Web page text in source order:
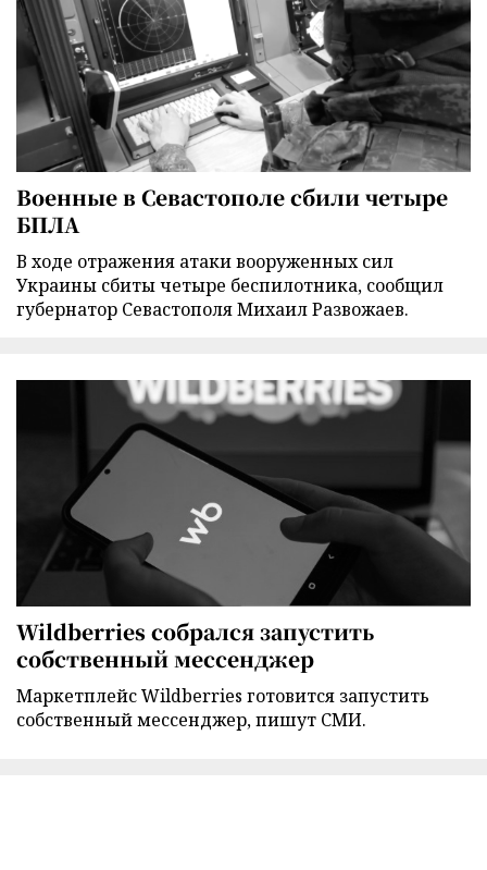
Военные в Севастополе сбили четыре
БПЛА
В ходе отражения атаки вооруженных сил
Украины сбиты четыре беспилотника, сообщил
губернатор Севастополя Михаил Развожаев.
Wildberries собрался запустить
собственный мессенджер
Маркетплейс Wildberries готовится запустить
собственный мессенджер, пишут СМИ.